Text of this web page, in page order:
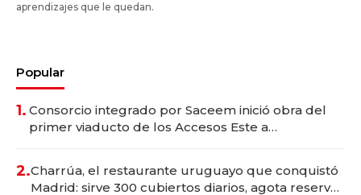
aprendizajes que le quedan.
Popular
1. Consorcio integrado por Saceem inició obra del
primer viaducto de los Accesos Este a
2.Charrúa, el restaurante uruguayo que conquistó
Madrid: sirve 300 cubiertos diarios, agota reservas